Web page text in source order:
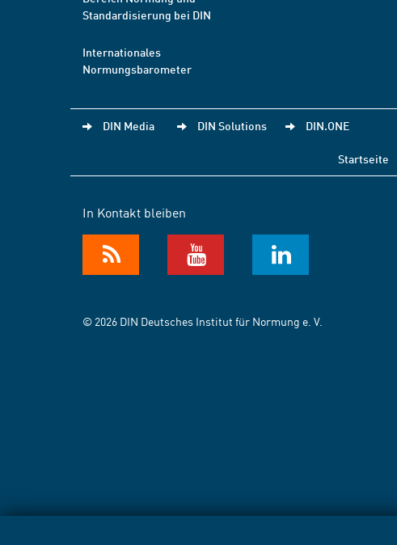
Standardisierung bei DIN
Internationales
Normungsbarometer
DIN Media DIN Solutions DIN.ONE
Startseite
In Kontakt bleiben
© 2026 DIN Deutsches Institut für Normung e. V.